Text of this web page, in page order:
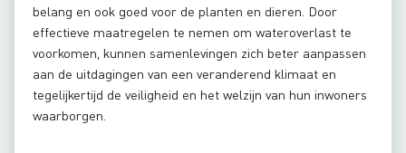
belang en ook goed voor de planten en dieren. Door
effectieve maatregelen te nemen om wateroverlast te
voorkomen, kunnen samenlevingen zich beter aanpassen
aan de uitdagingen van een veranderend klimaat en
tegelijkertijd de veiligheid en het welzijn van hun inwoners
waarborgen.